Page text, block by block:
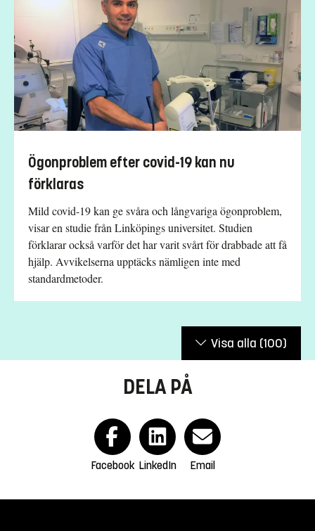
Ögonproblem efter covid-19 kan nu
förklaras
Mild covid-19 kan ge svåra och långvariga ögonproblem,
visar en studie från Linköpings universitet. Studien
förklarar också varför det har varit svårt för drabbade att få
hjälp. Avvikelserna upptäcks nämligen inte med
standardmetoder.
Visa alla (100)
DELA PÅ
Facebook LinkedIn Email